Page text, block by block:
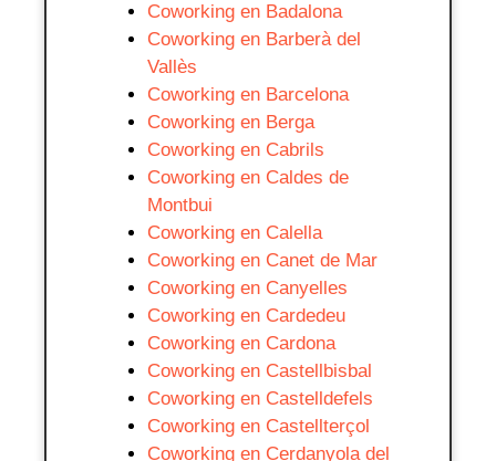
Coworking en Badalona
Coworking en Barberà del
Vallès
Coworking en Barcelona
Coworking en Berga
Coworking en Cabrils
Coworking en Caldes de
Montbui
Coworking en Calella
Coworking en Canet de Mar
Coworking en Canyelles
Coworking en Cardedeu
Coworking en Cardona
Coworking en Castellbisbal
Coworking en Castelldefels
Coworking en Castellterçol
Coworking en Cerdanyola del